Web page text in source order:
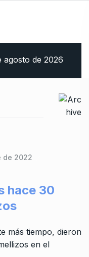
agosto de 2026
de 2022
hace 30
más tiempo, dieron
en el